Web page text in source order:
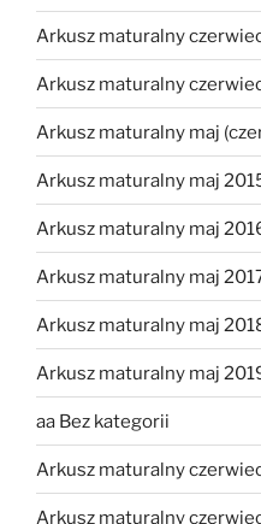
Arkusz maturalny
Arkusz maturalny
Arkusz maturalny maj
Arkusz maturalny maj
Arkusz maturalny maj
Arkusz maturalny maj
Arkusz maturalny maj
Arkusz maturalny maj
aa Bez kategorii
Arkusz maturalny
Arkusz maturalny